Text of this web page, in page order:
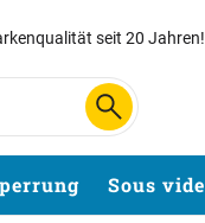
seit 20 Jahren!
Sous vide